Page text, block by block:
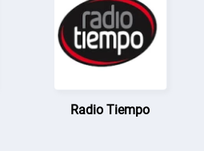
Radio Tiempo